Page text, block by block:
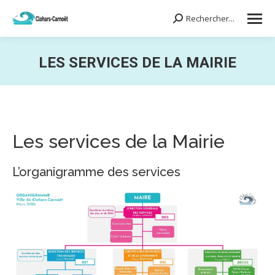
Search:Rechercher...
LES SERVICES DE LA MAIRIE
Les services de la Mairie
L’organigramme des services